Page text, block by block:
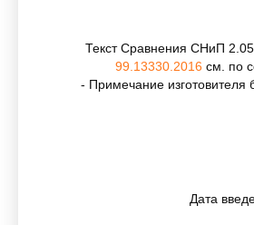
Текст Сравнения СНиП
99.13330.2016см. по
- Примечание изготовителя
Дата